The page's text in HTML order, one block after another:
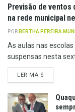
Previsão de ventos
na rede municipal
POR BERTHA PEREIRA
As aulas nas
suspensas nesta
LER MAIS